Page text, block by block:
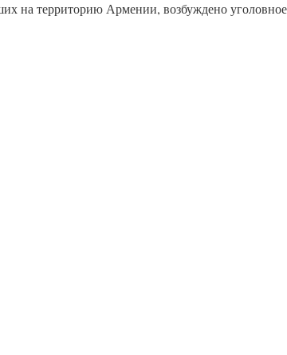
на территорию Армении, возбуждено